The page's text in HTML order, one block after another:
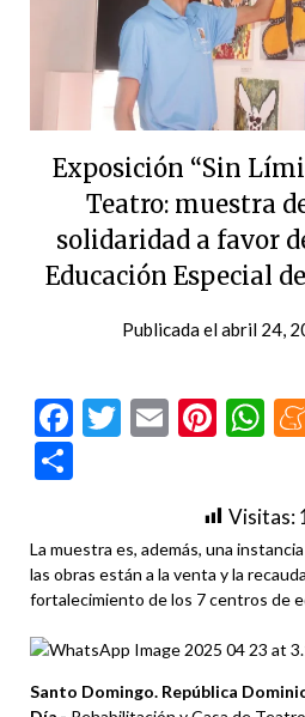
Exposición “Sin
Teatro: muestra
solidaridad a favor
Educación Especial
Publicada elabril 24,
Facebook
Twitter
Email
Visitas:
La muestra es, además, una
las obras están a la venta y la
fortalecimiento de los 7 centros de
Santo Domingo. República